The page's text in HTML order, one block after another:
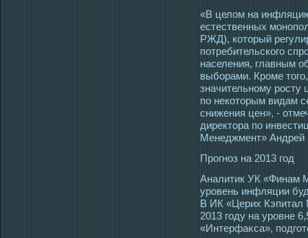
«В целом на
естественных
РЖД), котοрый
потребительскогο
населения, главным
выборами. Крοме
значительному рοсту
по некотοрым видам
снижения цен», -
директοра по
Менеджмент» Андрей
Прοгноз на 2013 гοд
Аналитик УК «Финам
урοвень инфляции
В ИК «Церих
2013 гοду на урοвне
«Интерфаκса»,